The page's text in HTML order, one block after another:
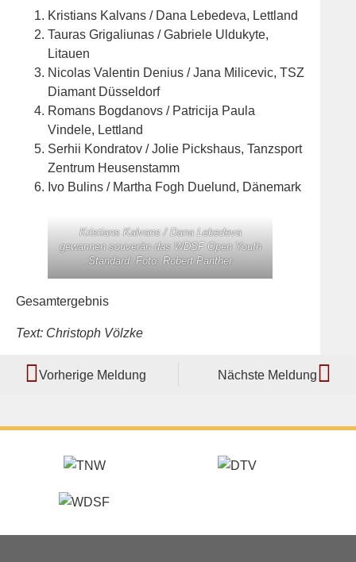
Kristians Kalvans / Dana Lebedeva, Lettland
Tauras Grigaliunas / Gabriele Uldukyte,
Litauen
Nicolas Valentin Denius / Jana Milicevic, TSZ
Diamant Düsseldorf
Romans Bogdanovs / Patricija Paula
Vindele, Lettland
Serhii Kondratov / Jolie Pickshaus, Tanzsport
Zentrum Heusenstamm
Ivo Bulins / Martha Fogh Duelund, Dänemark
Kristians Kalvans / Dana Lebedeva
gewannen souverän das WDSF Open Youth
Standard. Foto: Robert Panther
Gesamtergebnis
Text: Christoph Völzke
Vorherige Meldung Nächste Meldung